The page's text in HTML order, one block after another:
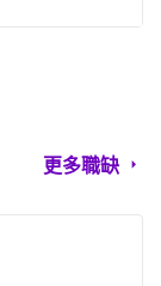
更多職缺